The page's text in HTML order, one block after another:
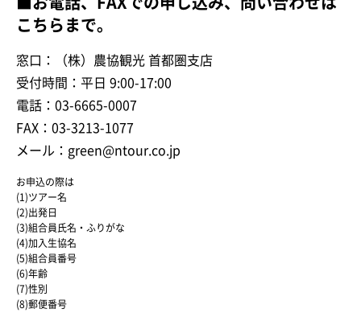
こちらまで。
窓口：（株）農協観光 首都圏支店
受付時間：平日 9:00-17:00
電話：03-6665-0007
FAX：03-3213-1077
メール：green@ntour.co.jp
お申込の際は
(1)ツアー名
(2)出発日
(3)組合員氏名・ふりがな
(4)加入生協名
(5)組合員番号
(6)年齢
(7)性別
(8)郵便番号